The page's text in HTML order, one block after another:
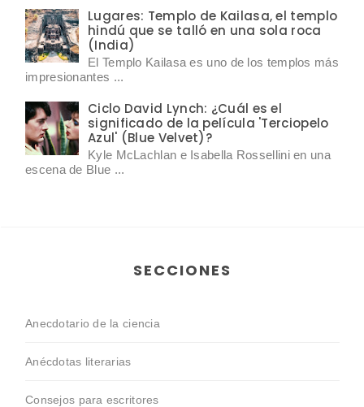
Lugares: Templo de Kailasa, el templo
hindú que se talló en una sola roca
(India)
El Templo Kailasa es uno de los templos más
impresionantes ...
Ciclo David Lynch: ¿Cuál es el
significado de la película 'Terciopelo
Azul' (Blue Velvet)?
Kyle McLachlan e Isabella Rossellini en una
escena de Blue ...
SECCIONES
Anecdotario de la ciencia
Anécdotas literarias
Consejos para escritores